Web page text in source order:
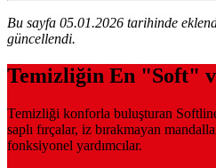
Bu sayfa 05.01.2026 tarihinde
güncellendi.
Temizliğin En "Soft"
Temizliği konforla buluşturan
saplı fırçalar, iz bırakmayan
fonksiyonel yardımcılar.